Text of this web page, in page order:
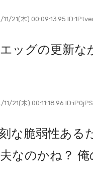
21(木) 00:09:13.95
ッグの更新な
21(木) 00:11:18.96
な脆弱性ある
なのかね？ 俺